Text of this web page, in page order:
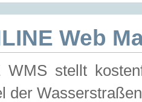
Web
WMS stellt
der